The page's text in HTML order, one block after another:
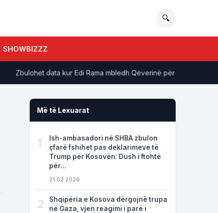
🔍
SHOWBIZZZ
data kur Edi Rama mbledh Qeverinë për retreat, zbardhet
Më të Lexuarat
1
Ish-ambasadori në SHBA zbulon
çfarë fshihet pas deklarimeve të
Trump për Kosovën: Dush i ftohtë
për…
21.02.2026
2
Shqipëria e Kosova dërgojnë trupa
në Gaza, vjen reagimi i parë i